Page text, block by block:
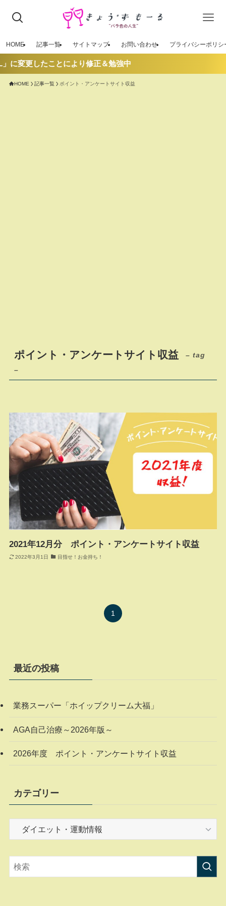
HOME 記事一覧 サイトマップ お問い合わせ プライバシーポリシ
に変更したことにより修正＆勉強中
HOME 記事一覧 ポイント・アンケートサイト収益
ポイント・アンケートサイト収益
– tag
–
2021年12月分 ポイント・アンケートサイト収益
2022年3月1日 目指せ！お金持ち！
1
最近の投稿
業務スーパー「ホイップクリーム大福」
AGA自己治療～2026年版～
2026年度 ポイント・アンケートサイト収益
カテゴリー
リ
ー